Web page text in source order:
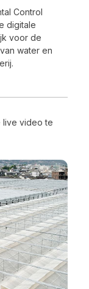
Control
digitale
voor de
water en
live video te